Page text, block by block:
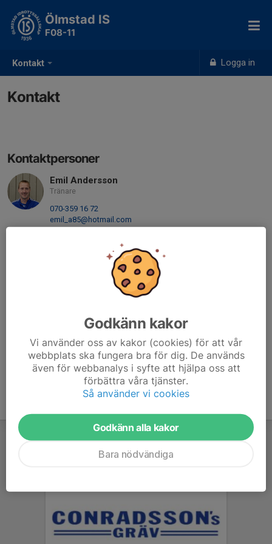
Kontakt Logga in
Ölmstad IS
F08-11
Kontakt
Kontaktpersoner
Emil Andersson
Tränare
070-359 16 72
emil_a85@hotmail.com
Mobil visas bara för inloggade
E-post visas bara för inloggade
Lagledare
073-788 63 25
kerstin.smile@hotmail.com
Godkänn kakor
Vi använder oss av kakor (cookies) för att vår
webbplats ska fungera bra för dig. De används
även för webbanalys i syfte att hjälpa oss att
förbättra våra tjänster.
Så använder vi cookies
Godkänn alla kakor
Bara nödvändiga